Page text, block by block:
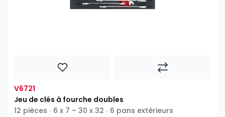
V6721
Jeu de clés à fourche doubles
12 pièces ∙ 6 x 7 – 30 x 32 ∙ 6 pans extérieurs